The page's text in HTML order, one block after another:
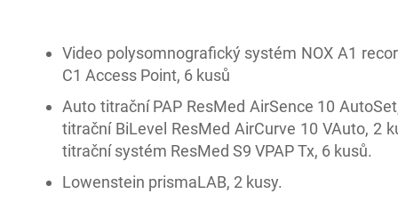
Video polysomnografický systém NOX A1
C1 Access Point, 6 kusů
Auto titrační PAP ResMed AirSence 10
titrační BiLevel ResMed AirCurve 10 VAuto, 2
titrační systém ResMed S9 VPAP Tx, 6 kusů.
Lowenstein prismaLAB, 2 kusy.